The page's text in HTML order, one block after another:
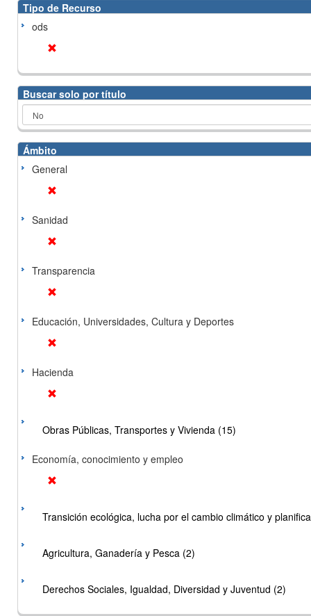
Tipo de Recurso
ods
Buscar solo por título
Ámbito
General
Sanidad
Transparencia
Educación, Universidades, Cultura y Deportes
Hacienda
Obras Públicas, Transportes y Vivienda (15)
Economía, conocimiento y empleo
Transición ecológica, lucha por el cambio climático y
Agricultura, Ganadería y Pesca (2)
Derechos Sociales, Igualdad, Diversidad y Juventud (2)